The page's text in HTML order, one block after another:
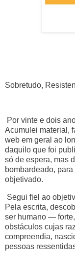
Sobretudo,
Por vinte e dois
Acumulei material,
web em geral ao
daquilo que foi
só de espera, mas
bombardeado,
objetivado.
Segui fiel ao
Pela escrita,
ser humano —
obstáculos cujas
compreendia,
pessoas